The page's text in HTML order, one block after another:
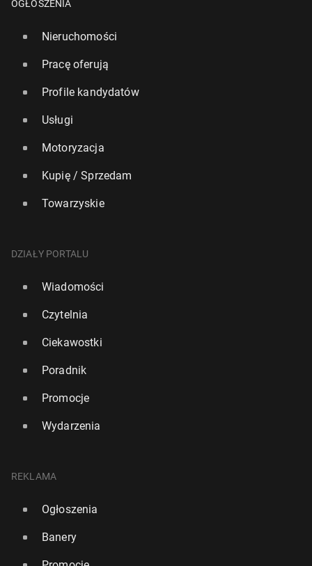
OGŁOSZENIA
Nieruchomości
Pracę oferują
Profile kandydatów
Usługi
Motoryzacja
Kupię / Sprzedam
Towarzyskie
DZIAŁY PORTALU
Wiadomości
Czytelnia
Ciekawostki
Poradnik
Promocje
Wydarzenia
REKLAMA
Ogłoszenia
Banery